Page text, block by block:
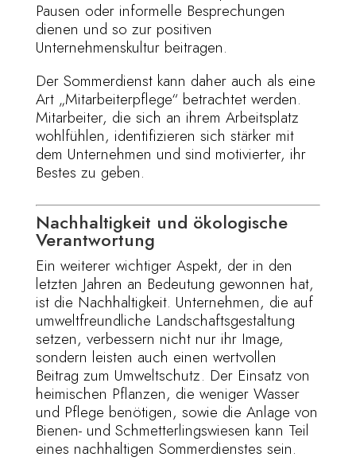
Pausen oder informelle Besprechungen
dienen und so zur positiven
Unternehmenskultur beitragen.
Der Sommerdienst kann daher auch als eine
Art „Mitarbeiterpflege“ betrachtet werden.
Mitarbeiter, die sich an ihrem Arbeitsplatz
wohlfühlen, identifizieren sich stärker mit
dem Unternehmen und sind motivierter, ihr
Bestes zu geben.
Nachhaltigkeit und ökologische
Verantwortung
Ein weiterer wichtiger Aspekt, der in den
letzten Jahren an Bedeutung gewonnen hat,
ist die Nachhaltigkeit. Unternehmen, die auf
umweltfreundliche Landschaftsgestaltung
setzen, verbessern nicht nur ihr Image,
sondern leisten auch einen wertvollen
Beitrag zum Umweltschutz. Der Einsatz von
heimischen Pflanzen, die weniger Wasser
und Pflege benötigen, sowie die Anlage von
Bienen- und Schmetterlingswiesen kann Teil
eines nachhaltigen Sommerdienstes sein.